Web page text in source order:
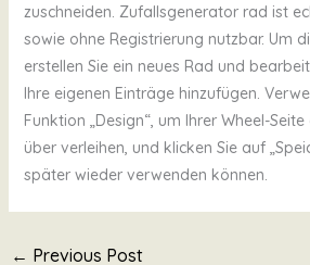
zuschneiden. Zufallsgenerator rad ist
sowie ohne Registrierung nutzbar. Um
erstellen Sie ein neues Rad und
Ihre eigenen Einträge hinzufügen.
Funktion „Design“, um Ihrer Wheel-
über verleihen, und klicken Sie auf
später wieder verwenden können.
← Previous Post